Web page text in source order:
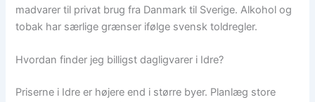
madvarer til privat brug fra Danmark til Sverige. Alkohol og
tobak har særlige grænser ifølge svensk toldregler.
Hvordan finder jeg billigst dagligvarer i Idre?
Priserne i Idre er højere end i større byer. Planlæg store